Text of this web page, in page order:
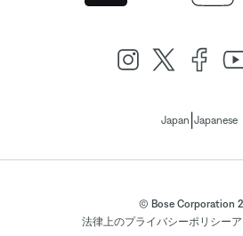
Japan Japanese
© Bose Corporation
法律上のプライバシーポリシー